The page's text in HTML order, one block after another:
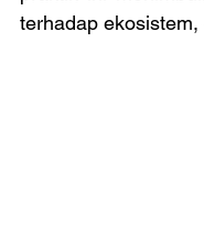
terhadap